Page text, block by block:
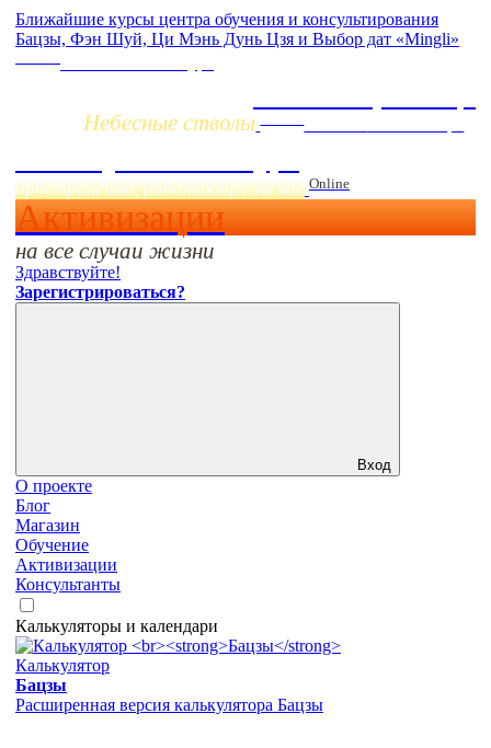
Ближайшие курсы центра обучения и консультирования
Бацзы, Фэн Шуй, Ци Мэнь Дунь Цзя и Выбор дат «Mingli»
Небесные стволы Начало:
пространство, работающее на вас Online
Активизации
на все случаи жизни
Здравствуйте!
Зарегистрироваться?
Вход
О проекте
Блог
Магазин
Обучение
Активизации
Консультанты
Калькуляторы и календари
Калькулятор
Бацзы
Расширенная версия калькулятора Бацзы